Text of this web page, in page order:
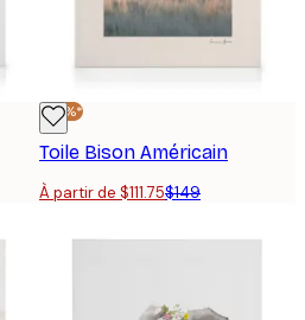
-25%*
Toile Bison Américain
À partir de $111.75$149